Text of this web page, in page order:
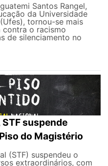
Santos Rangel,
da Universidade
tornou-se mais
contra o racismo
de silenciamento no
suspende
do Magistério
(STF) suspendeu o
extraordinários, com